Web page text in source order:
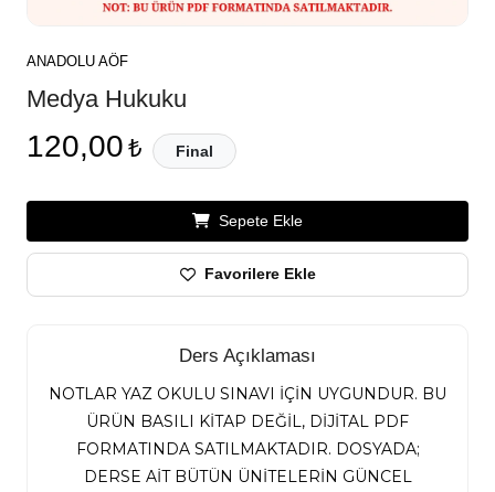
ANADOLU AÖF
Medya Hukuku
120,00 ₺ Final
Sepete Ekle
Favorilere Ekle
Ders Açıklaması
NOTLAR YAZ OKULU SINAVI İÇİN UYGUNDUR. BU
ÜRÜN BASILI KİTAP DEĞİL, DİJİTAL PDF
FORMATINDA SATILMAKTADIR. DOSYADA;
DERSE AİT BÜTÜN ÜNİTELERİN GÜNCEL